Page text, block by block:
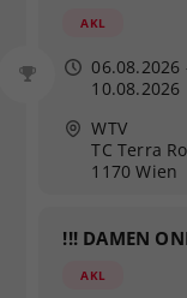
AKL
06.08.2026
10.08.2026
WTV
TC Terra
1170 Wien
!!! DAMEN
AKL